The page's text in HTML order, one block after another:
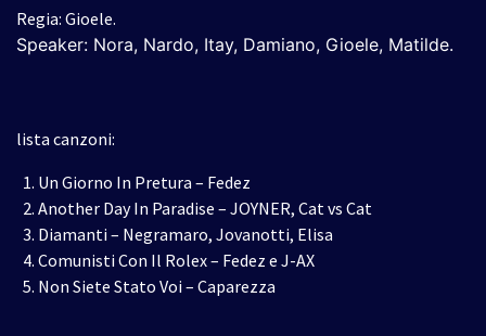
Regia: Gioele.
Speaker: Nora, Nardo, Itay, Damiano, Gioele, Matilde.
lista canzoni:
Un Giorno In Pretura – Fedez
Another Day In Paradise – JOYNER, Cat vs Cat
Diamanti – Negramaro, Jovanotti, Elisa
Comunisti Con Il Rolex – Fedez e J-AX
Non Siete Stato Voi – Caparezza